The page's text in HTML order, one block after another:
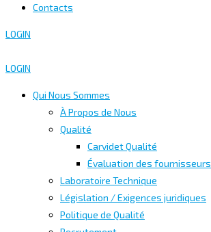
Contacts
LOGIN
LOGIN
Qui Nous Sommes
À Propos de Nous
Qualité
Carvidet Qualité
Évaluation des fournisseurs
Laboratoire Technique
Législation / Exigences juridiques
Politique de Qualité